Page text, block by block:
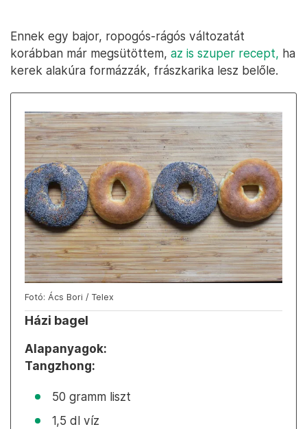
Ennek egy bajor, ropogós-rágós változatát
korábban már megsütöttem, az is szuper recept, ha
kerek alakúra formázzák, frászkarika lesz belőle.
Fotó: Ács Bori / Telex
Házi bagel
Alapanyagok:
Tangzhong:
50 gramm liszt
1,5 dl víz